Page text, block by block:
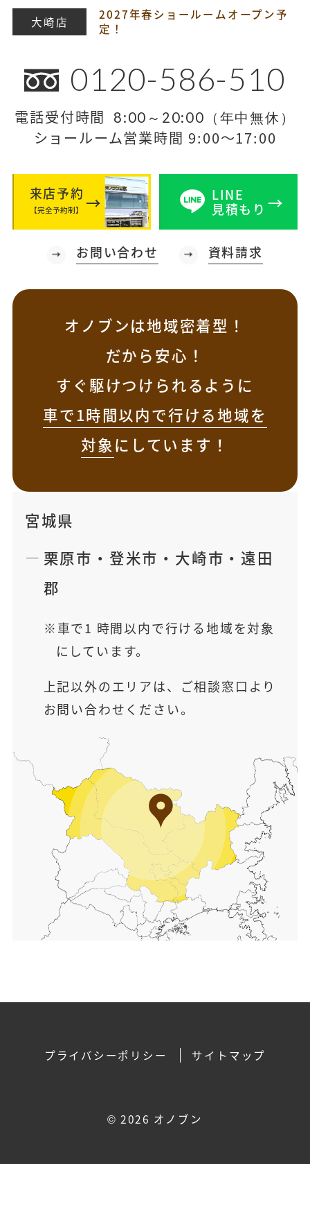
大崎店
2027年春ショールームオープン予
定！
0120-586-510
電話受付時間 8:00～20:00（年中無休）
ショールーム営業時間 9:00～17:00
来店予約
【完全予約制】
LINE
見積もり
お問い合わせ 資料請求
オノブンは地域密着型！
だから安心！
すぐ駆けつけられるように
車で1時間以内で行ける地域を
対象にしています！
宮城県
栗原市 ・ 登米市 ・ 大崎市 ・ 遠田
郡
車で1 時間以内で行ける地域を対象
にしています。
上記以外のエリアは、ご相談窓口より
お問い合わせください。
プライバシーポリシー サイトマップ
© 2026 オノブン